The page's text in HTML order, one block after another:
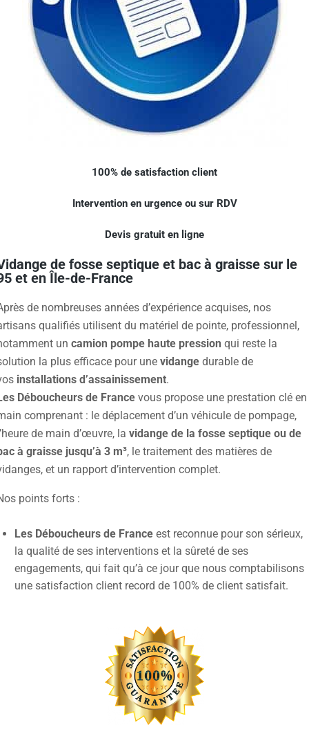
100% de satisfaction client
Intervention en urgence ou sur RDV
Devis gratuit en ligne
de fosse septique et bac à graisse sur le
et en Île-de-France
de nombreuses années d’expérience acquises, nos
qualifiés utilisent du matériel de pointe, professionnel,
un camion pompe haute pression qui reste la
la plus efficace pour une vidange durable de
installations d’assainissement.
Déboucheurs de France vous propose une prestation clé en
comprenant : le déplacement d’un véhicule de pompage,
de main d’œuvre, la vidange de la fosse septique ou de
à graisse jusqu’à 3 m³, le traitement des matières de
et un rapport d’intervention complet.
points forts :
Les Déboucheurs de Franceest reconnue pour son sérieux,
la qualité de ses interventions et la sûreté de ses
engagements, qui fait qu’à ce jour que nous comptabilisons
une satisfaction client record de 100% de client satisfait.